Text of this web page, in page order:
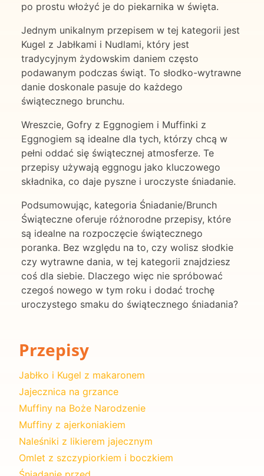
po prostu włożyć je do piekarnika w święta.
Jednym unikalnym przepisem w tej kategorii jest
Kugel z Jabłkami i Nudlami, który jest
tradycyjnym żydowskim daniem często
podawanym podczas świąt. To słodko-wytrawne
danie doskonale pasuje do każdego
świątecznego brunchu.
Wreszcie, Gofry z Eggnogiem i Muffinki z
Eggnogiem są idealne dla tych, którzy chcą w
pełni oddać się świątecznej atmosferze. Te
przepisy używają eggnogu jako kluczowego
składnika, co daje pyszne i uroczyste śniadanie.
Podsumowując, kategoria Śniadanie/Brunch
Świąteczne oferuje różnorodne przepisy, które
są idealne na rozpoczęcie świątecznego
poranka. Bez względu na to, czy wolisz słodkie
czy wytrawne dania, w tej kategorii znajdziesz
coś dla siebie. Dlaczego więc nie spróbować
czegoś nowego w tym roku i dodać trochę
uroczystego smaku do świątecznego śniadania?
Przepisy
Jabłko i Kugel z makaronem
Jajecznica na grzance
Muffiny na Boże Narodzenie
Muffiny z ajerkoniakiem
Naleśniki z likierem jajecznym
Omlet z szczypiorkiem i boczkiem